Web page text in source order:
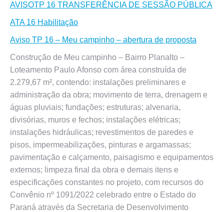
AVISOTP 16 TRANSFERÊNCIA DE SESSÃO PÚBLICA
ATA 16 Habilitação
Aviso TP 16 – Meu campinho – abertura de proposta
Construção de Meu campinho – Bairro Planalto –
Loteamento Paulo Afonso com área construída de
2.279,67 m², contendo: instalações preliminares e
administração da obra; movimento de terra, drenagem e
águas pluviais; fundações; estruturas; alvenaria,
divisórias, muros e fechos; instalações elétricas;
instalações hidráulicas; revestimentos de paredes e
pisos, impermeabilizações, pinturas e argamassas;
pavimentação e calçamento, paisagismo e equipamentos
externos; limpeza final da obra e demais itens e
especificações constantes no projeto, com recursos do
Convênio nº 1091/2022 celebrado entre o Estado do
Paraná através da Secretaria de Desenvolvimento